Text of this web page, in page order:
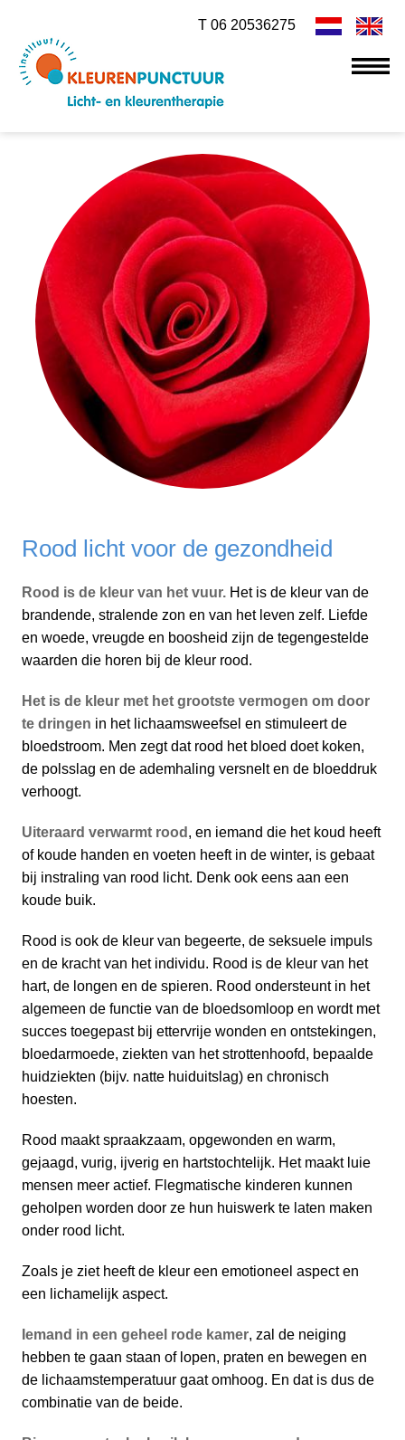
T 06 20536275
Rood licht voor de gezondheid
Rood is de kleur van het vuur. Het is de kleur van de
brandende, stralende zon en van het leven zelf. Liefde
en woede, vreugde en boosheid zijn de tegengestelde
waarden die horen bij de kleur rood.
Het is de kleur met het grootste vermogen om door
te dringen in het lichaamsweefsel en stimuleert de
bloedstroom. Men zegt dat rood het bloed doet koken,
de polsslag en de ademhaling versnelt en de bloeddruk
verhoogt.
Uiteraard verwarmt rood , en iemand die het koud heeft
of koude handen en voeten heeft in de winter, is gebaat
bij instraling van rood licht. Denk ook eens aan een
koude buik.
Rood is ook de kleur van begeerte, de seksuele impuls
en de kracht van het individu. Rood is de kleur van het
hart, de longen en de spieren. Rood ondersteunt in het
algemeen de functie van de bloedsomloop en wordt met
succes toegepast bij ettervrije wonden en ontstekingen,
bloedarmoede, ziekten van het strottenhoofd, bepaalde
huidziekten (bijv. natte huiduitslag) en chronisch
hoesten.
Rood maakt spraakzaam, opgewonden en warm,
gejaagd, vurig, ijverig en hartstochtelijk. Het maakt luie
mensen meer actief. Flegmatische kinderen kunnen
geholpen worden door ze hun huiswerk te laten maken
onder rood licht.
Zoals je ziet heeft de kleur een emotioneel aspect en
een lichamelijk aspect.
Iemand in een geheel rode kamer, zal de neiging
hebben te gaan staan of lopen, praten en bewegen en
de lichaamstemperatuur gaat omhoog. En dat is dus de
combinatie van de beide.